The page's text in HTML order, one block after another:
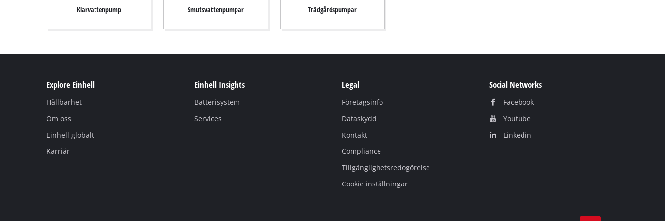
Klarvattenpump Smutsvattenpumpar Trädgårdspumpar
Explore Einhell
Hållbarhet
Om oss
Einhell globalt
Karriär
Einhell Insights
Batterisystem
Services
Legal
Företagsinfo
Dataskydd
Kontakt
Compliance
Tillgänglighetsredogörelse
Cookie inställningar
Social Networks
Facebook
Youtube
Linkedin